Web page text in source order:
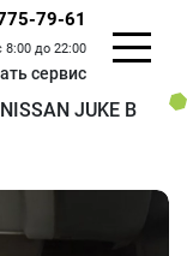
79-61
8:00 до 22:00
сервис
JUKE В